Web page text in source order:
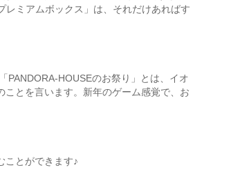
ミアムボックス」は、それだけあればす
PANDORA-HOUSEのお祭り」とは、イオ
とを言います。新年のゲーム感覚で、お
ことができます♪